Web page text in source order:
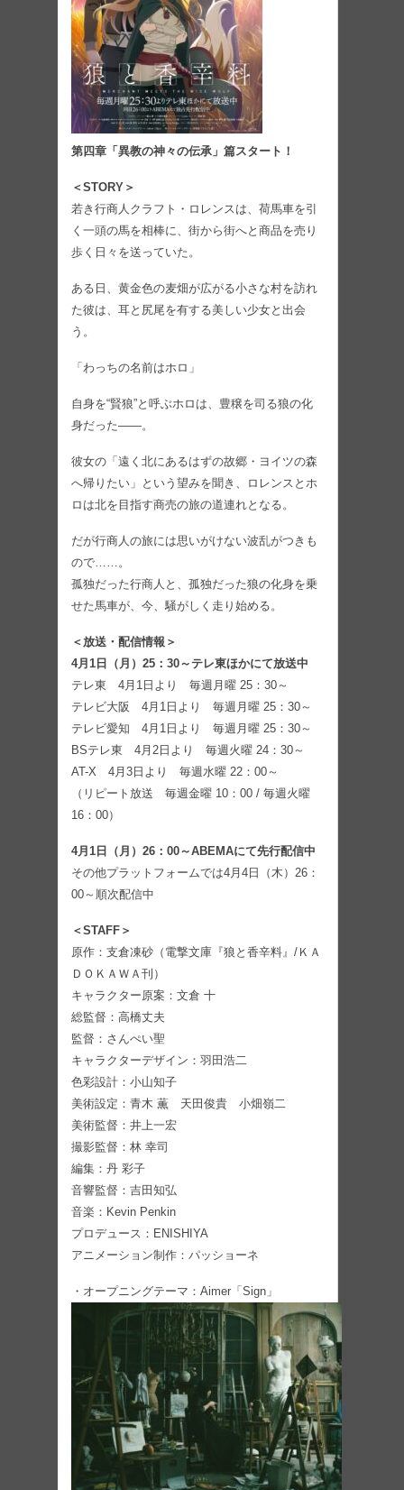
第四章 「異教の神々の伝承」篇スタート ！
＜STORY＞
若き行商人クラフト・ロレンスは、荷馬車を引
く一頭の馬を相棒に、街から街へと商品を売り
歩く日々を送っていた。
ある日、黄金色の麦畑が広がる小さな村を訪れ
た彼は、耳と尻尾を有する美しい少女と出会
う。
「わっちの名前はホロ」
自身を“賢狼”と呼ぶホロは、豊穣を司る狼の化
身だった――。
彼女の「遠く北にあるはずの故郷・ヨイツの森
へ帰りたい」という望みを聞き、ロレンスとホ
ロは北を目指す商売の旅の道連れとなる。
だが行商人の旅には思いがけない波乱がつきも
ので……。
孤独だった行商人と、孤独だった狼の化身を乗
せた馬車が、今、騒がしく走り始める。
＜放送・配信情報＞
4月1日（月）25：30～テレ東ほかにて放送中
テレ東 4月1日より 毎週月曜 25：30～
テレビ大阪 4月1日より 毎週月曜 25：30～
テレビ愛知 4月1日より 毎週月曜 25：30～
BSテレ東 4月2日より 毎週火曜 24：30～
AT-X 4月3日より 毎週水曜 22：00～
（リピート放送 毎週金曜 10：00 / 毎週火曜
16：00）
4月1日（月）26：00～ABEMAにて先行配信中
その他プラットフォームでは4月4日（木）26：
00～順次配信中
＜STAFF＞
原作：支倉凍砂（電撃文庫『狼と香辛料』/ＫＡ
ＤＯＫＡＷＡ刊）
キャラクター原案：文倉 十
総監督：高橋丈夫
監督：さんぺい聖
キャラクターデザイン：羽田浩二
色彩設計：小山知子
美術設定：青木 薫 天田俊貴 小畑嶺二
美術監督：井上一宏
撮影監督：林 幸司
編集：丹 彩子
音響監督：吉田知弘
音楽：Kevin Penkin
プロデュース：ENISHIYA
アニメーション制作：パッショーネ
・オープニングテーマ：Aimer「Sign」